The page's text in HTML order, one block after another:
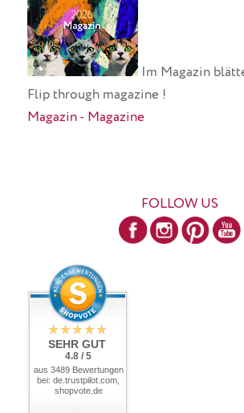
Im Magazin
Flip through magazine !
Magazin - Magazine
FOLLOW US
SEHR GUT
4.8 / 5
aus 3489 Bewertungen
bei: de.trustpilot.com,
shopvote.de